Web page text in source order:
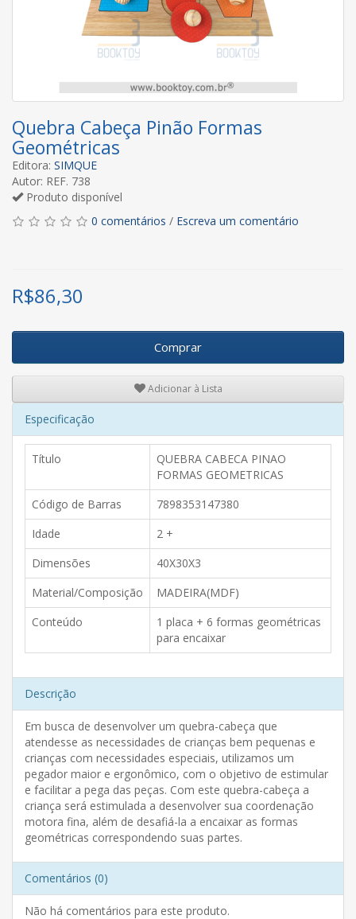
Quebra Cabeça Pinão Formas
Geométricas
Editora: SIMQUE
Autor: REF. 738
Produto disponível
0 comentários / Escreva um comentário
R$86,30
Comprar
Adicionar à Lista
Especificação
Título
QUEBRA CABECA PINAO
FORMAS GEOMETRICAS
Código de Barras
7898353147380
Idade
2 +
Dimensões
40X30X3
Material/Composição
MADEIRA(MDF)
Conteúdo
1 placa + 6 formas geométricas
para encaixar
Descrição
Em busca de desenvolver um quebra-cabeça que
atendesse as necessidades de crianças bem pequenas e
crianças com necessidades especiais, utilizamos um
pegador maior e ergonômico, com o objetivo de estimular
e facilitar a pega das peças. Com este quebra-cabeça a
criança será estimulada a desenvolver sua coordenação
motora fina, além de desafiá-la a encaixar as formas
geométricas correspondendo suas partes.
Comentários (0)
Não há comentários para este produto.